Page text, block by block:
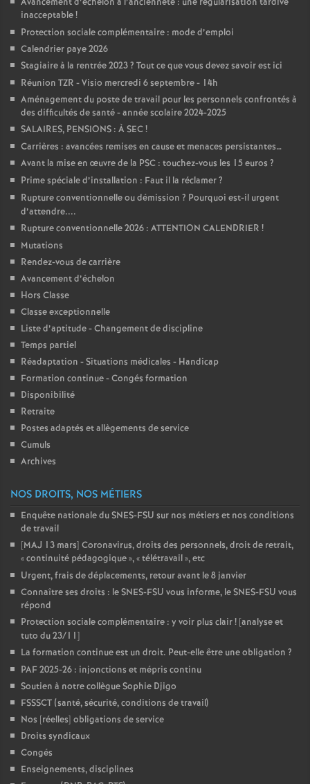
inacceptable!
Protection sociale complémentaire : mode d’emploi
Calendrier paye 2026
Stagiaire à la rentrée 2023? Tout ce que vous devez savoir est ici
Réunion TZR - Visio mercredi 6 septembre - 14h
Aménagement du poste de travail pour les personnels confrontés à
des difficultés de santé - année scolaire 2024-2025
SALAIRES, PENSIONS : À SEC!
Carrières : avancées remises en cause et menaces persistantes…
Avant la mise en œuvre de la PSC : touchez-vous les 15 euros ?
Prime spéciale d’installation : Faut il la réclamer?
Rupture conventionnelle ou démission ? Pourquoi est-il urgent
d’attendre....
Rupture conventionnelle 2026 : ATTENTION CALENDRIER !
Mutations
Rendez-vous de carrière
Avancement d’échelon
Hors Classe
Classe exceptionnelle
Liste d’aptitude - Changement de discipline
Temps partiel
Réadaptation - Situations médicales - Handicap
Formation continue - Congés formation
Disponibilité
Retraite
Postes adaptés et allègements de service
Cumuls
Archives
NOS DROITS, NOS MÉTIERS
Enquête nationale du SNES-FSU sur nos métiers et nos conditions
de travail
[MAJ 13 mars] Coronavirus, droits des personnels, droit de retrait,
«continuité pédagogique», «télétravail», etc
Urgent, frais de déplacements, retour avant le 8 janvier
Connaître ses droits : le SNES-FSU vous informe, le SNES-FSU vous
répond
Protection sociale complémentaire : y voir plus clair! [analyse et
tuto du 23/11]
La formation continue est un droit. Peut-elle être une obligation ?
PAF 2025-26 : injonctions et mépris continu
Soutien à notre collègue Sophie Djigo
FSSSCT (santé, sécurité, conditions de travail)
Nos [réelles] obligations de service
Droits syndicaux
Congés
Enseignements, disciplines